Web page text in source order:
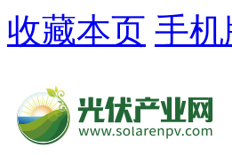
收藏本页 手机